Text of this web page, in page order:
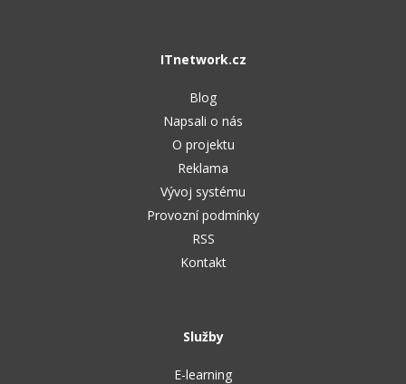
ITnetwork.cz
Blog
Napsali o nás
O projektu
Reklama
Vývoj systému
Provozní podmínky
RSS
Kontakt
Služby
E-learning